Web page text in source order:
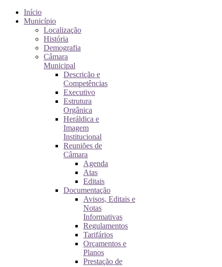
Início
Município
Localização
História
Demografia
Câmara
Municipal
Descrição e
Competências
Executivo
Estrutura
Orgânica
Heráldica e
Imagem
Institucional
Reuniões de
Câmara
Agenda
Atas
Editais
Documentação
Avisos, Editais e
Notas
Informativas
Regulamentos
Tarifários
Orçamentos e
Planos
Prestação de